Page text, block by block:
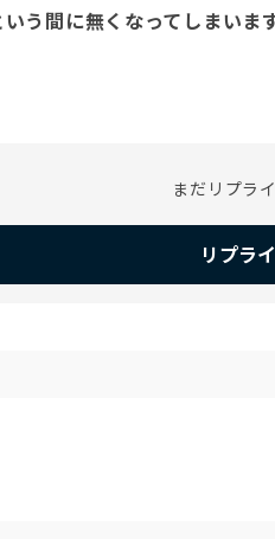
う間に無くなってしまいま
まだリプラ
リプラ